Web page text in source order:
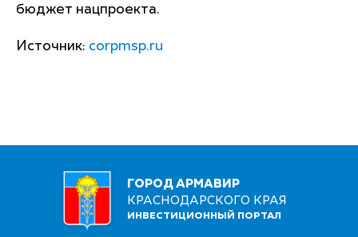
бюджет нацпроекта.
Источник: corpmsp.ru
ГОРОД АРМАВИР
КРАСНОДАРСКОГО КРАЯ
ИНВЕСТИЦИОННЫЙ ПОРТАЛ